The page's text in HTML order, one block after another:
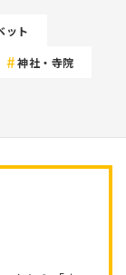
ット
神社・寺院